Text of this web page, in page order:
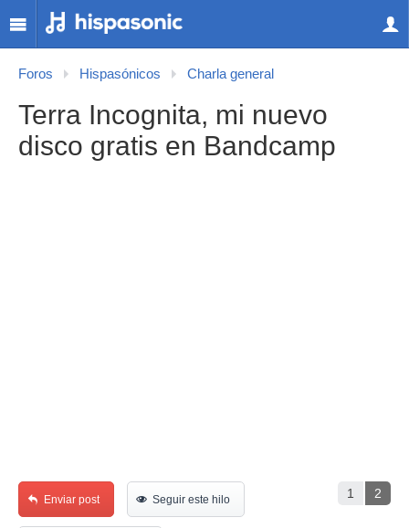
Foros Hispasónicos Charla general
Terra Incognita, mi nuevo
disco gratis en Bandcamp
1 2
Enviar post Seguir este hilo